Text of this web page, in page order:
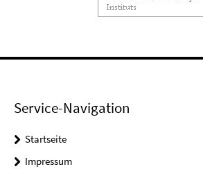
Service-Navigation
Startseite
Impressum